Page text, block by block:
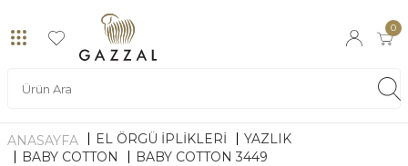
0
ANASAYFA EL ÖRGÜ İPLİKLERİ
YAZLIK
BABY COTTON
BABY COTTON 3449